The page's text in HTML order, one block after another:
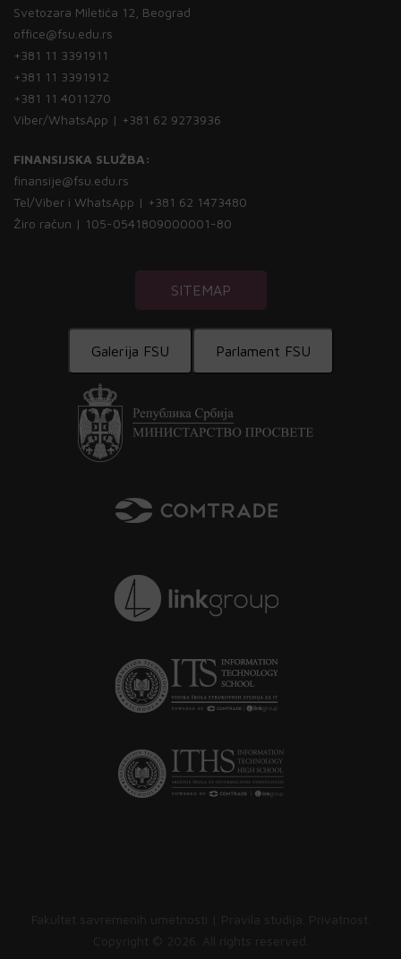
Svetozara Miletića 12, Beograd
office@fsu.edu.rs
+381 11 3391911
+381 11 3391912
+381 11 4011270
Viber/WhatsApp | +381 62 9273936
FINANSIJSKA SLUŽBA:
finansije@fsu.edu.rs
Tel/Viber i WhatsApp | +381 62 1473480
Žiro račun | 105-0541809000001-80
SITEMAP
Galerija FSU Parlament FSU
Fakultet savremenih umetnosti |
2026. All rights reserved.